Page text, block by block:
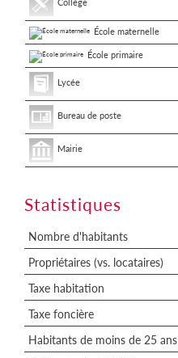
Collège
École maternelle
École primaire
Lycée
Bureau de poste
Mairie
Statistiques
Nombre d'habitants
Propriétaires (vs. locataires)
Taxe habitation
Taxe foncière
Habitants de moins de 25 ans